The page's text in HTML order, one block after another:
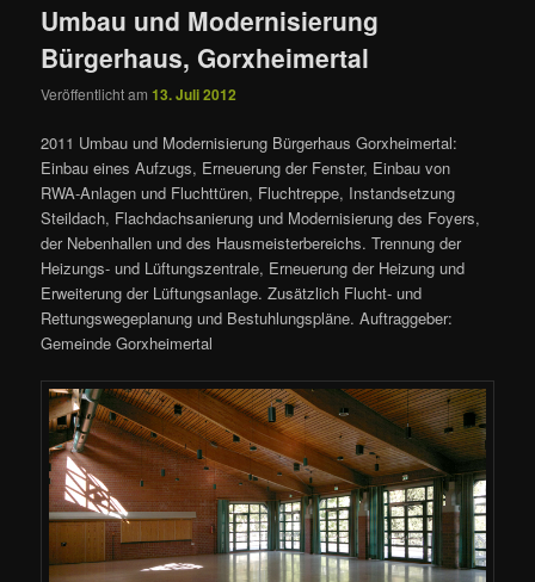
Umbau und Modernisierung
Bürgerhaus, Gorxheimertal
Veröffentlicht am13. Juli 2012
2011 Umbau und Modernisierung Bürgerhaus Gorxheimertal:
Einbau eines Aufzugs, Erneuerung der Fenster, Einbau von
RWA-Anlagen und Fluchttüren, Fluchtreppe, Instandsetzung
Steildach, Flachdachsanierung und Modernisierung des Foyers,
der Nebenhallen und des Hausmeisterbereichs. Trennung der
Heizungs- und Lüftungszentrale, Erneuerung der Heizung und
Erweiterung der Lüftungsanlage. Zusätzlich Flucht- und
Rettungswegeplanung und Bestuhlungspläne. Auftraggeber:
Gemeinde Gorxheimertal